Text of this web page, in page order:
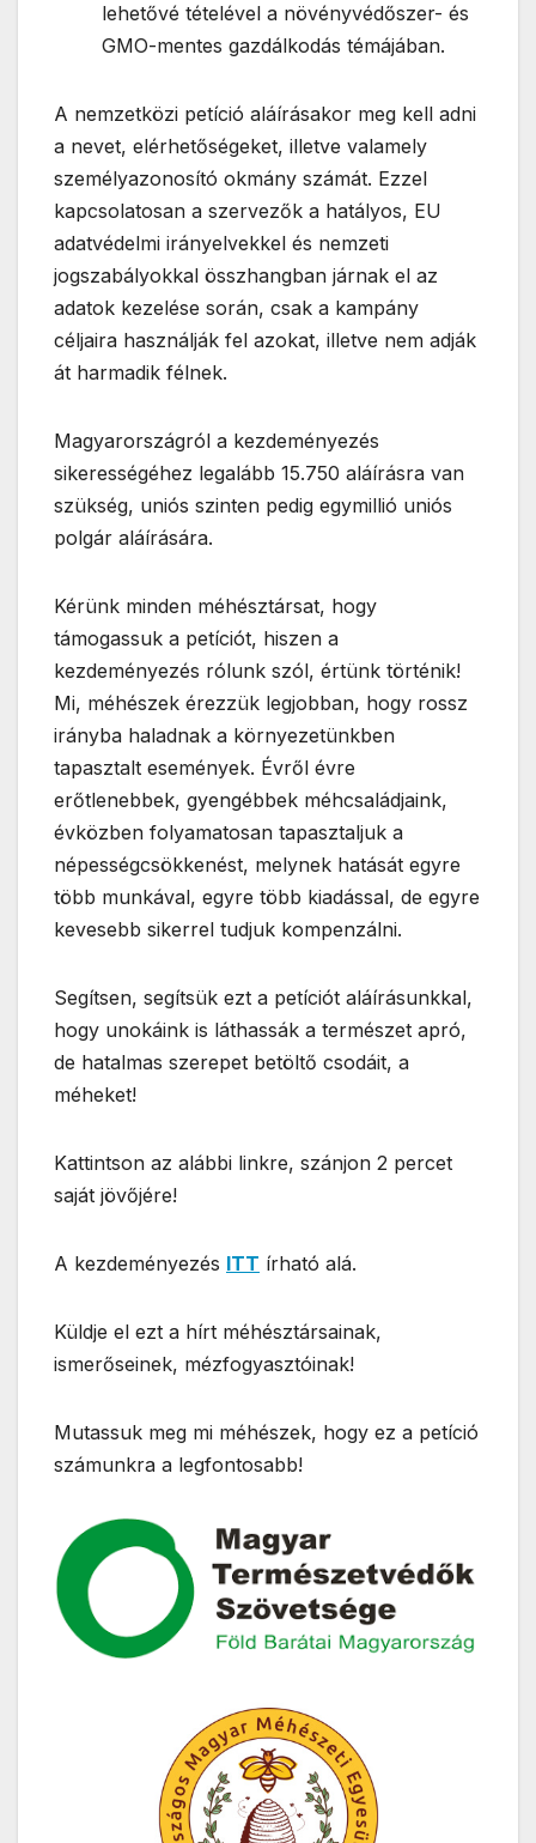
lehetővé tételével a növényvédőszer- és
GMO-mentes gazdálkodás témájában.
A nemzetközi petíció aláírásakor meg kell adni
a nevet, elérhetőségeket, illetve valamely
személyazonosító okmány számát. Ezzel
kapcsolatosan a szervezők a hatályos, EU
adatvédelmi irányelvekkel és nemzeti
jogszabályokkal összhangban járnak el az
adatok kezelése során, csak a kampány
céljaira használják fel azokat, illetve nem adják
át harmadik félnek.
Magyarországról a kezdeményezés
sikerességéhez legalább 15.750 aláírásra van
szükség, uniós szinten pedig egymillió uniós
polgár aláírására.
Kérünk minden méhésztársat, hogy
támogassuk a petíciót, hiszen a
kezdeményezés rólunk szól, értünk történik!
Mi, méhészek érezzük legjobban, hogy rossz
irányba haladnak a környezetünkben
tapasztalt események. Évről évre
erőtlenebbek, gyengébbek méhcsaládjaink,
évközben folyamatosan tapasztaljuk a
népességcsökkenést, melynek hatását egyre
több munkával, egyre több kiadással, de egyre
kevesebb sikerrel tudjuk kompenzálni.
Segítsen, segítsük ezt a petíciót aláírásunkkal,
hogy unokáink is láthassák a természet apró,
de hatalmas szerepet betöltő csodáit, a
méheket!
Kattintson az alábbi linkre, szánjon 2 percet
saját jövőjére!
A kezdeményezés ITT írható alá.
Küldje el ezt a hírt méhésztársainak,
ismerőseinek, mézfogyasztóinak!
Mutassuk meg mi méhészek, hogy ez a petíció
számunkra a legfontosabb!